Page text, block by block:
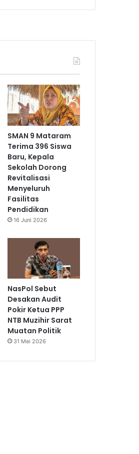
SMAN 9 Mataram
Terima 396 Siswa
Baru, Kepala
Sekolah Dorong
Revitalisasi
Menyeluruh
Fasilitas
Pendidikan
16 Juni 2026
NasPol Sebut
Desakan Audit
Pokir Ketua PPP
NTB Muzihir Sarat
Muatan Politik
31 Mei 2026